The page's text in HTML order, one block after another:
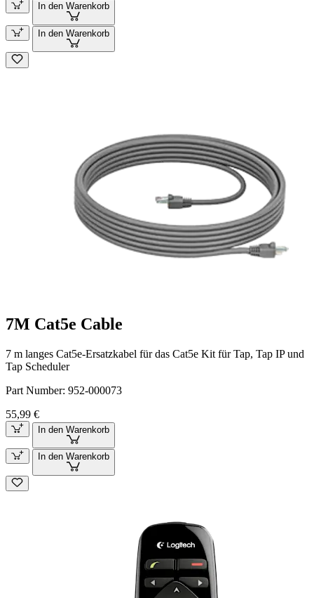
In den Warenkorb
In den Warenkorb
7M Cat5e Cable
7 m langes Cat5e-Ersatzkabel für das Cat5e Kit für Tap, Tap IP und
Tap Scheduler
Part Number: 952-000073
55,99 €
In den Warenkorb
In den Warenkorb